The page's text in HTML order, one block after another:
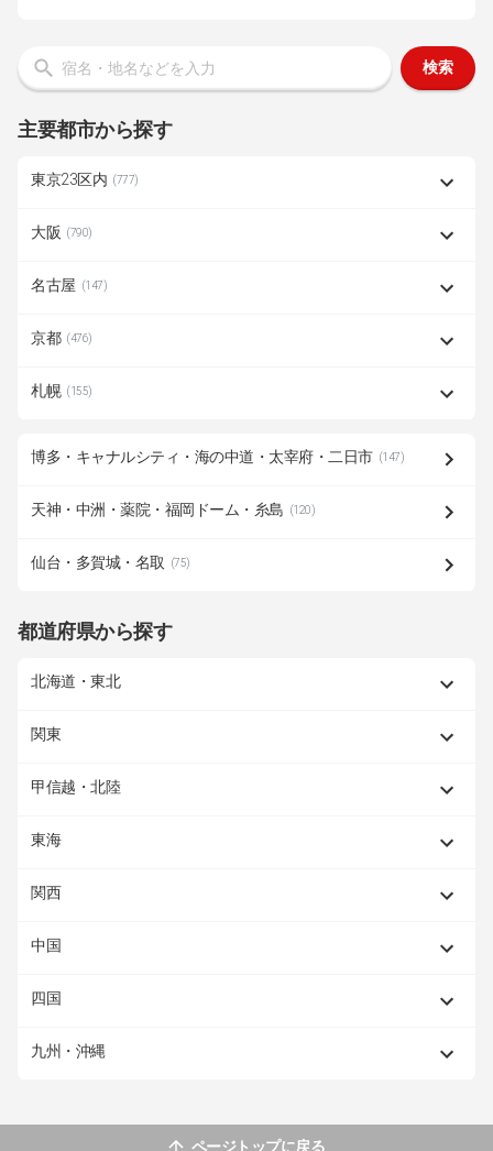
検索
主要都市から探す
東京23区内 (777)
大阪 (790)
名古屋 (147)
京都 (476)
札幌 (155)
博多・キャナルシティ・海の中道・太宰府・二日市 (147)
天神・中洲・薬院・福岡ドーム・糸島 (120)
仙台・多賀城・名取 (75)
都道府県から探す
北海道・東北
関東
甲信越・北陸
東海
関西
中国
四国
九州・沖縄
ページトップに戻る